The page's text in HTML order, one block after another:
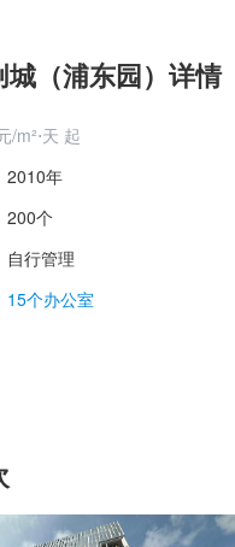
城（浦东园）详情
/m²⋅天 起
2010年
200个
自行管理
15个办公室